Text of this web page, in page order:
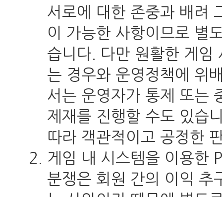
서로에 대한 존중과 배려
이 가능한 사항이므로 별
습니다. 다만 원활한 게임
는 경우와 운영정책에 위
서는 운영자가 통제 또는
제재를 진행할 수도 있습
따라 객관적이고 공정한
게임 내 시스템을 이용한
분쟁은 회원 간의 이익 추